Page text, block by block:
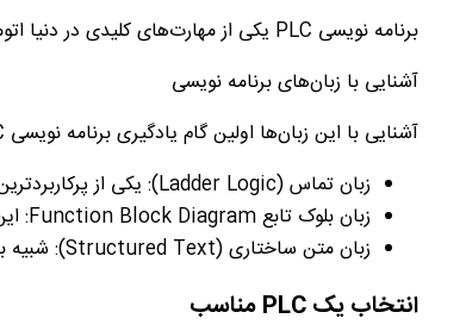
برنامه نویسی PLC یکی از مهارت‌های کلیدی در دنیا
آشنایی با زبان‌های برنامه نویسی
آشنایی با این زبان‌ها اولین گام یادگیری برنامه نویسی
زبان تماس (Ladder Logic): یکی از
زبان بلوک تابعFunction Block Diagram
:
زبان متن ساختاری (Structured Text): شبیه
انتخاب یکPLCمناسب